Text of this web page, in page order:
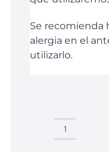
Se recomienda
alergia en el
utilizarlo.
Jabón